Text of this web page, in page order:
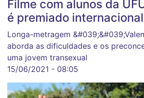
Filme com alunos da
é premiado
Longa-metragem
aborda as dificuldades e os
uma jovem transexual
15/06/2021 - 08:05